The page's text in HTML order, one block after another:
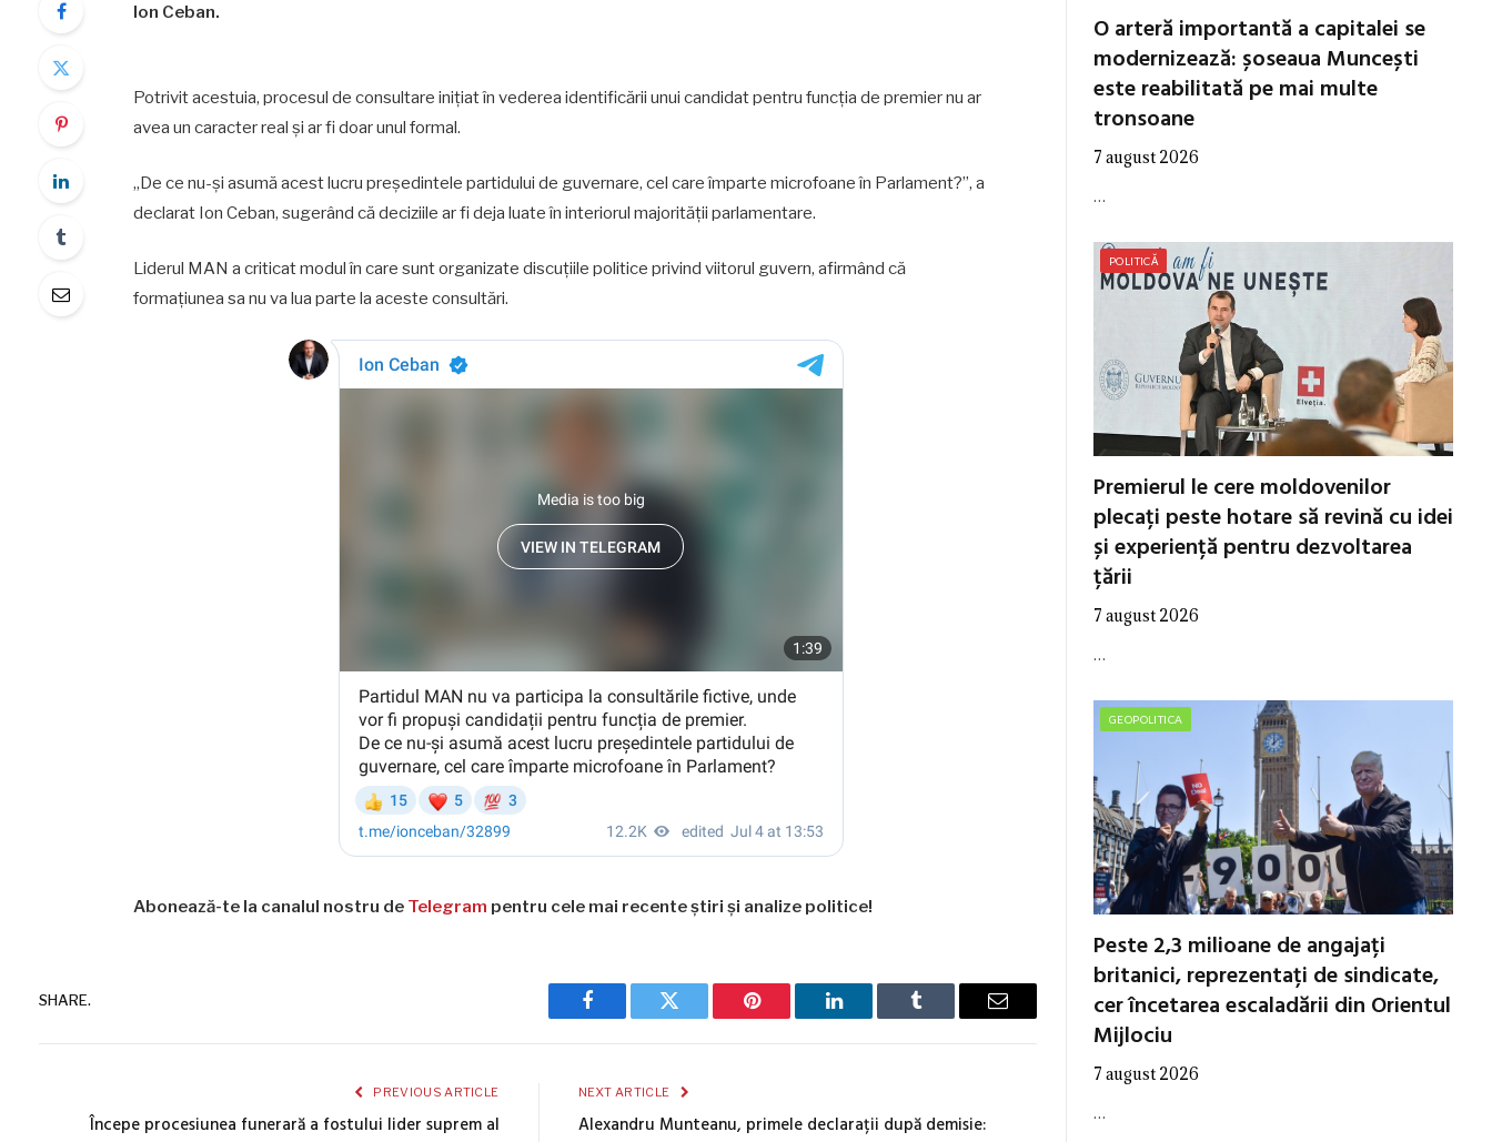
Ion Ceban.
Potrivit acestuia, procesul de consultare inițiat în vederea identificării unui candidat pentru funcția de premier nu ar
avea un caracter real și ar fi doar unul formal.
„De ce nu-și asumă acest lucru președintele partidului de guvernare, cel care împarte microfoane în Parlament?”, a
declarat Ion Ceban, sugerând că deciziile ar fi deja luate în interiorul majorității parlamentare.
Liderul MAN a criticat modul în care sunt organizate discuțiile politice privind viitorul guvern, afirmând că
formațiunea sa nu va lua parte la aceste consultări.
Abonează-te la canalul nostru de Telegram pentru cele mai recente știri și analize politice!
SHARE.
Facebook Twitter Pinterest LinkedIn Tumblr Email
PREVIOUS ARTICLE
Începe procesiunea funerară a fostului lider suprem al
NEXT ARTICLE
Alexandru Munteanu, primele declarații după demisie:
O arteră importantă a capitalei se
modernizează: șoseaua Muncești
este reabilitată pe mai multe
tronsoane
7 august 2026
…
POLITICĂ
Premierul le cere moldovenilor
plecați peste hotare să revină cu idei
și experiență pentru dezvoltarea
țării
7 august 2026
…
GEOPOLITICA
Peste 2,3 milioane de angajați
britanici, reprezentați de sindicate,
cer încetarea escaladării din Orientul
Mijlociu
7 august 2026
…